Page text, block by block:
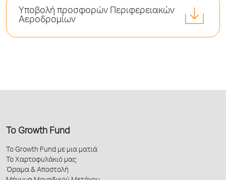
Υποβολή προσφορών Περιφερειακών
Αεροδρομίων
Το Growth Fund
Το Growth Fund με μια ματιά
Το Χαρτοφυλάκιό μας
Όραμα & Αποστολή